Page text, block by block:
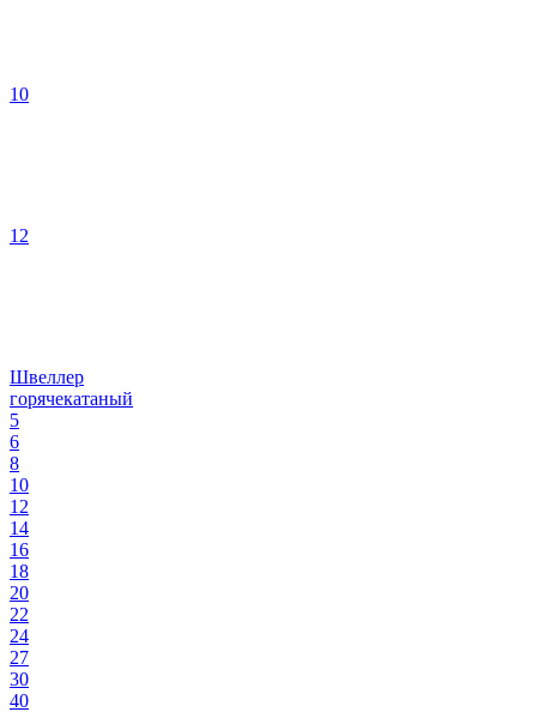
10
12
Швеллер
горячекатаный
5
6
8
10
12
14
16
18
20
22
24
27
30
40